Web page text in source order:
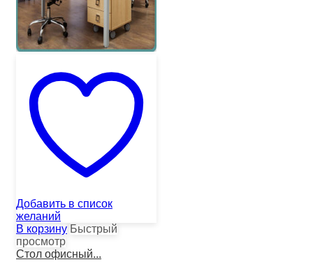
Добавить в список
желаний
В корзину Быстрый
просмотр
Стол офисный...